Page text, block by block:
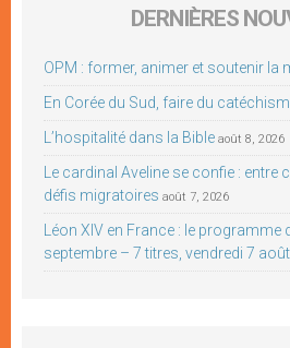
DERNIÈRES
OPM : former, animer et soutenir la
En Corée du Sud, faire du
L’hospitalité dans la Bible août 8, 2026
Le cardinal Aveline se confie : entre
défis migratoires août 7, 2026
Léon XIV en France : le programme
septembre – 7 titres, vendredi 7